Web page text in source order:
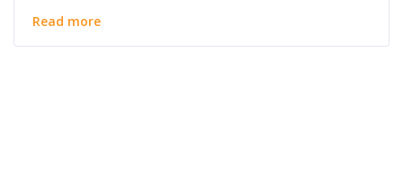
Read more